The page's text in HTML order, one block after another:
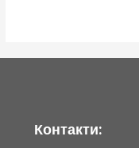
Контакти: